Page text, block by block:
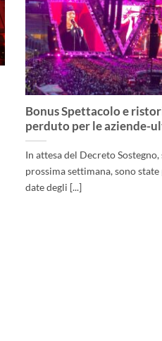
Bonus Spettacolo e
perduto per le aziende-
In attesa del Decreto
prossima settimana, sono
date degli [...]